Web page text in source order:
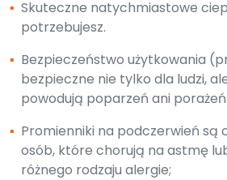
▪ Skuteczne natychmiastowe
potrzebujesz.
▪ Bezpieczeństwo użytkowania
bezpieczne nie tylko dla ludzi,
powodują poparzeń ani
▪ Promienniki na podczerwień są
osób, które chorują na astmę
różnego rodzaju alergie;